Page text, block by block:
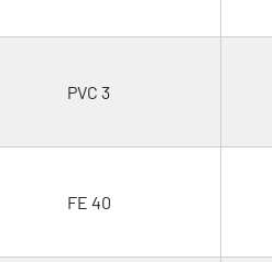
PVC 3
FE 40